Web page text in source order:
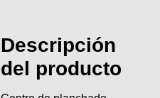
Descripción
del producto